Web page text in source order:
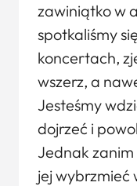
zawiniątko w
spotkaliśmy
koncertach,
wszerz, a
Jesteśmy
dojrzeć i
Jednak
jej wybrzmieć